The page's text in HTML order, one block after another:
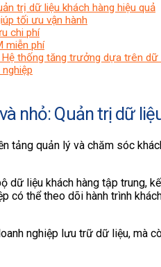
trị dữ liệu khách hàng hiệu quả
tối ưu vận hành
chi phí
miễn phí
thống tăng trưởng dựa trên dữ
nhỏ: Quản trị dữ
tảng quản lý và chăm sóc
dữ liệu khách hàng tập trung,
có thể theo dõi hành trình
nghiệp lưu trữ dữ liệu, mà